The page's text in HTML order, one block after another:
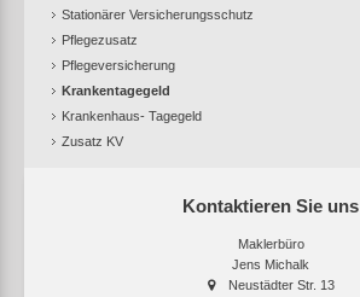
Stationärer Versicherungsschutz
Pflegezusatz
Pflegeversicherung
Krankentagegeld
Krankenhaus- Tagegeld
Zusatz KV
Kontaktieren Sie uns
Maklerbüro
Jens Michalk
Neustädter Str. 13